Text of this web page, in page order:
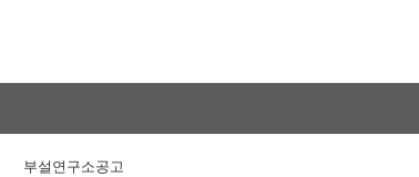
부설연구소공고